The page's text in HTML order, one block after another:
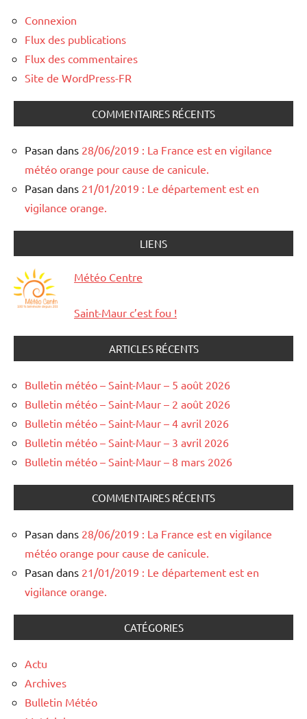
Connexion
Flux des publications
Flux des commentaires
Site de WordPress-FR
COMMENTAIRES RÉCENTS
Pasan dans 28/06/2019 : La France est en vigilance
météo orange pour cause de canicule.
Pasan dans 21/01/2019 : Le département est en
vigilance orange.
LIENS
Météo Centre
Saint-Maur c’est fou !
ARTICLES RÉCENTS
Bulletin météo – Saint-Maur – 5 août 2026
Bulletin météo – Saint-Maur – 2 août 2026
Bulletin météo – Saint-Maur – 4 avril 2026
Bulletin météo – Saint-Maur – 3 avril 2026
Bulletin météo – Saint-Maur – 8 mars 2026
COMMENTAIRES RÉCENTS
Pasan dans 28/06/2019 : La France est en vigilance
météo orange pour cause de canicule.
Pasan dans 21/01/2019 : Le département est en
vigilance orange.
CATÉGORIES
Actu
Archives
Bulletin Météo